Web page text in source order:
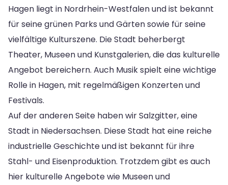
Hagen liegt in Nordrhein-Westfalen und ist bekannt
für seine grünen Parks und Gärten sowie für seine
vielfältige Kulturszene. Die Stadt beherbergt
Theater, Museen und Kunstgalerien, die das kulturelle
Angebot bereichern. Auch Musik spielt eine wichtige
Rolle in Hagen, mit regelmäßigen Konzerten und
Festivals.
Auf der anderen Seite haben wir Salzgitter, eine
Stadt in Niedersachsen. Diese Stadt hat eine reiche
industrielle Geschichte und ist bekannt für ihre
Stahl- und Eisenproduktion. Trotzdem gibt es auch
hier kulturelle Angebote wie Museen und